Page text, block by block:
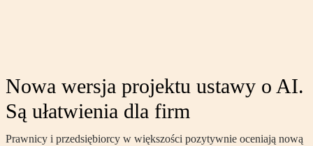
Nowa wersja projektu ustawy o AI.
Są ułatwienia dla firm
Prawnicy i przedsiębiorcy w większości pozytywnie oceniają nową